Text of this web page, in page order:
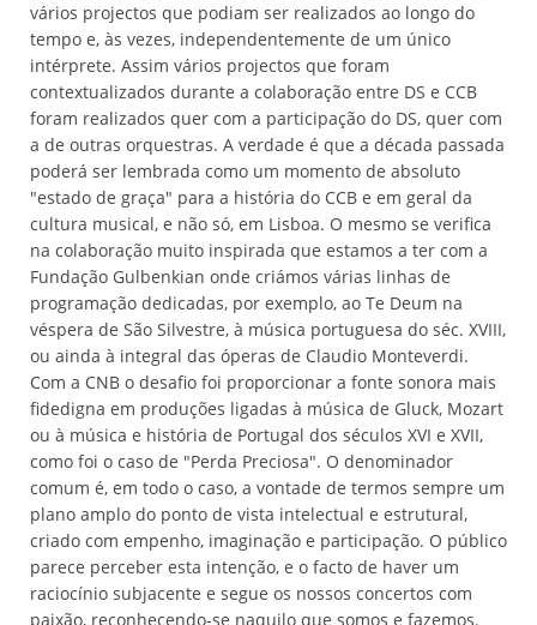
vários projectos que podiam ser realizados ao longo do
tempo e, às vezes, independentemente de um único
intérprete. Assim vários projectos que foram
contextualizados durante a colaboração entre DS e CCB
foram realizados quer com a participação do DS, quer com
a de outras orquestras. A verdade é que a década passada
poderá ser lembrada como um momento de absoluto
"estado de graça" para a história do CCB e em geral da
cultura musical, e não só, em Lisboa. O mesmo se verifica
na colaboração muito inspirada que estamos a ter com a
Fundação Gulbenkian onde criámos várias linhas de
programação dedicadas, por exemplo, ao Te Deum na
véspera de São Silvestre, à música portuguesa do séc. XVIII,
ou ainda à integral das óperas de Claudio Monteverdi.
Com a CNB o desafio foi proporcionar a fonte sonora mais
fidedigna em produções ligadas à música de Gluck, Mozart
ou à música e história de Portugal dos séculos XVI e XVII,
como foi o caso de "Perda Preciosa". O denominador
comum é, em todo o caso, a vontade de termos sempre um
plano amplo do ponto de vista intelectual e estrutural,
criado com empenho, imaginação e participação. O público
parece perceber esta intenção, e o facto de haver um
raciocínio subjacente e segue os nossos concertos com
paixão, reconhecendo-se naquilo que somos e fazemos.